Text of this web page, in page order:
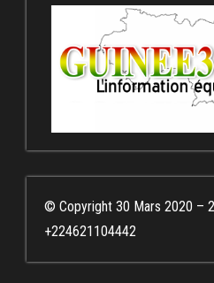
© Copyright 30 Mars 2020 –
+224621104442